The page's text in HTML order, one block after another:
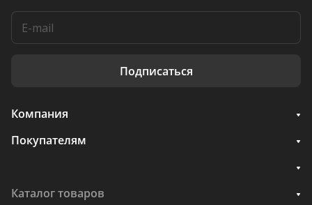
Подписаться
Компания
Покупателям
Каталог товаров